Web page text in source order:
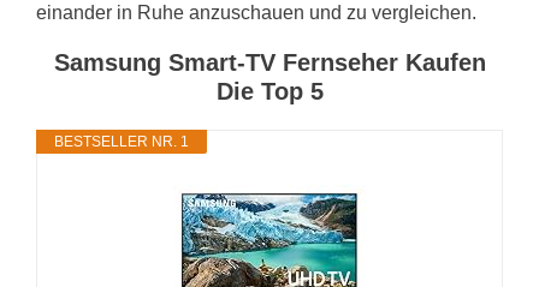
einander in Ruhe anzuschauen und zu vergleichen.
Samsung Smart-TV Fernseher Kaufen
Die Top 5
BESTSELLER NR. 1